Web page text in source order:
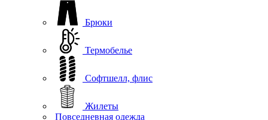
Брюки
Термобелье
Софтшелл, флис
Жилеты
Повседневная одежда